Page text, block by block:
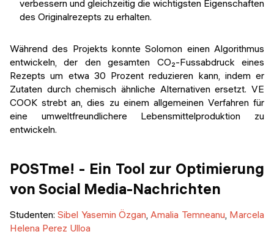
verbessern und gleichzeitig die wichtigsten Eigenschaften
des Originalrezepts zu erhalten.
Während des Projekts konnte Solomon einen Algorithmus
entwickeln, der den gesamten CO₂-Fussabdruck eines
Rezepts um etwa 30 Prozent reduzieren kann, indem er
Zutaten durch chemisch ähnliche Alternativen ersetzt. VE
COOK strebt an, dies zu einem allgemeinen Verfahren für
eine umweltfreundlichere Lebensmittelproduktion zu
entwickeln.
POSTme! - Ein Tool zur Optimierung
von Social Media-Nachrichten
Studenten:Sibel Yasemin Özgan Amalia Temneanu Marcela
Helena Perez Ulloa